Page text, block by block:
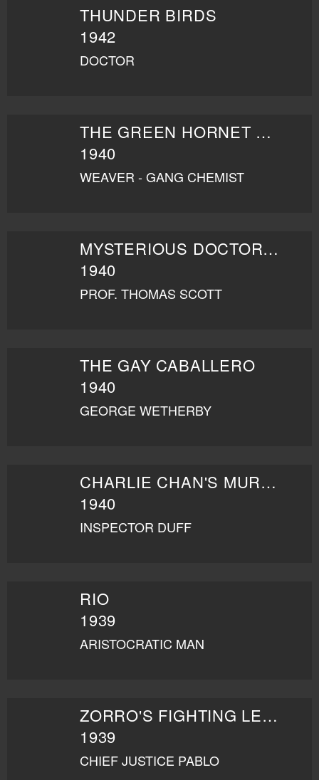
THUNDER BIRDS
1942
DOCTOR
THE GREEN HORNET STRIKES AGAIN!
1940
WEAVER - GANG CHEMIST
MYSTERIOUS DOCTOR SATAN
1940
PROF. THOMAS SCOTT
THE GAY CABALLERO
1940
GEORGE WETHERBY
CHARLIE CHAN'S MURDER CRUISE
1940
INSPECTOR DUFF
RIO
1939
ARISTOCRATIC MAN
ZORRO'S FIGHTING LEGION
1939
CHIEF JUSTICE PABLO